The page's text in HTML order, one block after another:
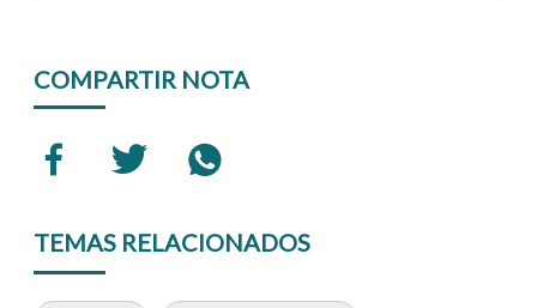
COMPARTIR NOTA
TEMAS RELACIONADOS